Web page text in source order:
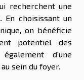
recherchent une
choisissant un
on bénéficie
potentiel des
d'une
sein du foyer.